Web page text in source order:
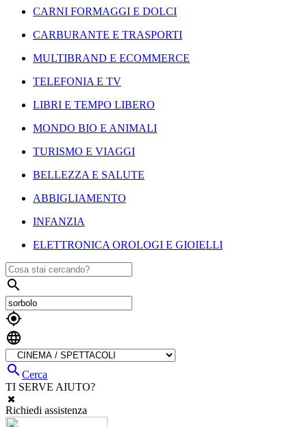
CARNI FORMAGGI E DOLCI
CARBURANTE E TRASPORTI
MULTIBRAND E ECOMMERCE
TELEFONIA E TV
LIBRI E TEMPO LIBERO
MONDO BIO E ANIMALI
TURISMO E VIAGGI
BELLEZZA E SALUTE
ABBIGLIAMENTO
INFANZIA
ELETTRONICA OROLOGI E GIOIELLI



Cerca
TI SERVE AIUTO?
Richiedi assistenza